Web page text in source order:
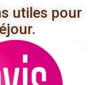
utiles pour